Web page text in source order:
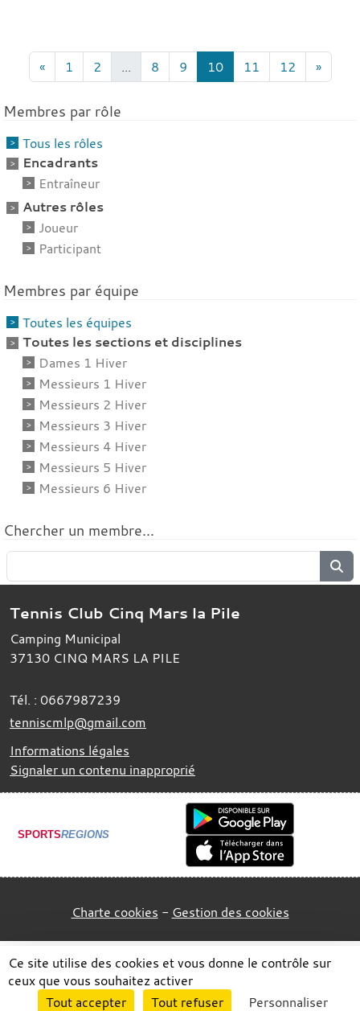
« 1 2 ... 8 9 10 11 12 »
Membres par rôle
Tous les rôles
Encadrants
Entraîneur
Autres rôles
Joueur
Participant
Membres par équipe
Toutes les équipes
Toutes les sections et disciplines
Dames 1 Hiver
Messieurs 1 Hiver
Messieurs 2 Hiver
Messieurs 3 Hiver
Messieurs 4 Hiver
Messieurs 5 Hiver
Messieurs 6 Hiver
Chercher un membre...
Tennis Club Cinq Mars la Pile
Camping Municipal
37130 CINQ MARS LA PILE
Tél. : 0667987239
tenniscmlp@gmail.com
Informations légales
Signaler un contenu inapproprié
SPORTSREGIONS
Charte cookies Gestion des cookies
Envie de participer ? Connexion
Ce site utilise des cookies et vous donne le contrôle sur
ceux que vous souhaitez activer
Tout accepter
Tout refuser Personnaliser